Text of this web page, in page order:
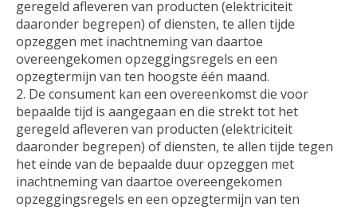
geregeld afleveren van producten (elektriciteit
daaronder begrepen) of diensten, te allen tijde
opzeggen met inachtneming van daartoe
overeengekomen opzeggingsregels en een
opzegtermijn van ten hoogste één maand.
2. De consument kan een overeenkomst die voor
bepaalde tijd is aangegaan en die strekt tot het
geregeld afleveren van producten (elektriciteit
daaronder begrepen) of diensten, te allen tijde tegen
het einde van de bepaalde duur opzeggen met
inachtneming van daartoe overeengekomen
opzeggingsregels en een opzegtermijn van ten